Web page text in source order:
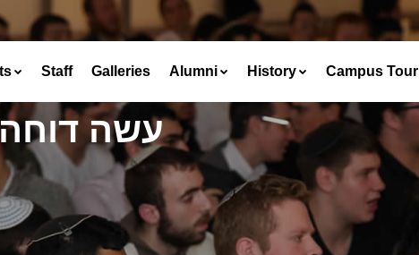
Staff Galleries Alumni History Campus Tour
עשה